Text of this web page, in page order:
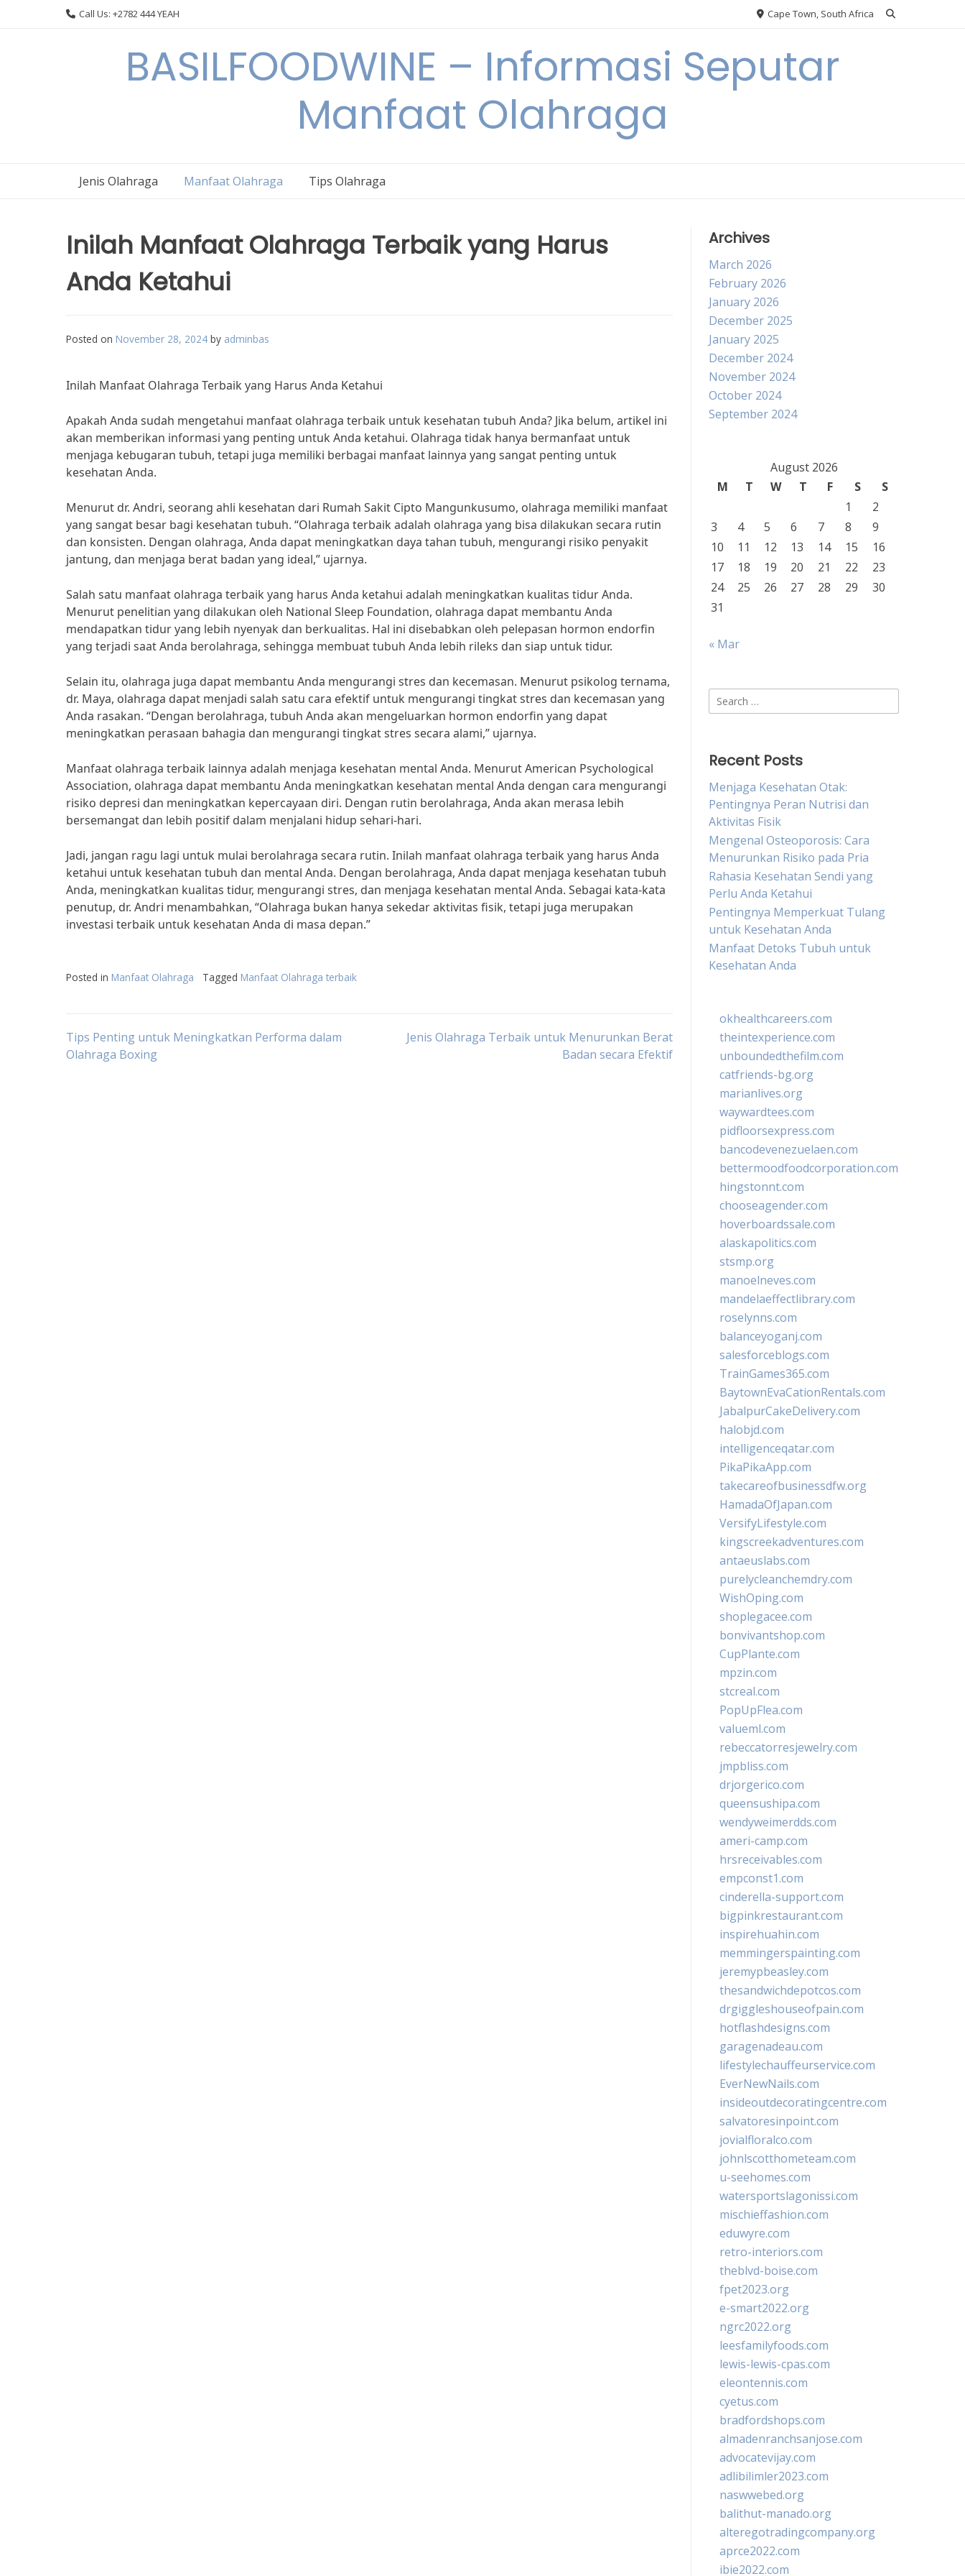
Call Us: +2782 444 YEAH Cape Town, South Africa
BASILFOODWINE – Informasi Seputar
Manfaat Olahraga
Jenis Olahraga Manfaat Olahraga Tips Olahraga
Inilah Manfaat Olahraga Terbaik yang Harus
Anda Ketahui
Posted on November 28, 2024 by adminbas
Inilah Manfaat Olahraga Terbaik yang Harus Anda Ketahui
Apakah Anda sudah mengetahui manfaat olahraga terbaik untuk kesehatan tubuh Anda? Jika belum, artikel ini
akan memberikan informasi yang penting untuk Anda ketahui. Olahraga tidak hanya bermanfaat untuk
menjaga kebugaran tubuh, tetapi juga memiliki berbagai manfaat lainnya yang sangat penting untuk
kesehatan Anda.
Menurut dr. Andri, seorang ahli kesehatan dari Rumah Sakit Cipto Mangunkusumo, olahraga memiliki manfaat
yang sangat besar bagi kesehatan tubuh. “Olahraga terbaik adalah olahraga yang bisa dilakukan secara rutin
dan konsisten. Dengan olahraga, Anda dapat meningkatkan daya tahan tubuh, mengurangi risiko penyakit
jantung, dan menjaga berat badan yang ideal,” ujarnya.
Salah satu manfaat olahraga terbaik yang harus Anda ketahui adalah meningkatkan kualitas tidur Anda.
Menurut penelitian yang dilakukan oleh National Sleep Foundation, olahraga dapat membantu Anda
mendapatkan tidur yang lebih nyenyak dan berkualitas. Hal ini disebabkan oleh pelepasan hormon endorfin
yang terjadi saat Anda berolahraga, sehingga membuat tubuh Anda lebih rileks dan siap untuk tidur.
Selain itu, olahraga juga dapat membantu Anda mengurangi stres dan kecemasan. Menurut psikolog ternama,
dr. Maya, olahraga dapat menjadi salah satu cara efektif untuk mengurangi tingkat stres dan kecemasan yang
Anda rasakan. “Dengan berolahraga, tubuh Anda akan mengeluarkan hormon endorfin yang dapat
meningkatkan perasaan bahagia dan mengurangi tingkat stres secara alami,” ujarnya.
Manfaat olahraga terbaik lainnya adalah menjaga kesehatan mental Anda. Menurut American Psychological
Association, olahraga dapat membantu Anda meningkatkan kesehatan mental Anda dengan cara mengurangi
risiko depresi dan meningkatkan kepercayaan diri. Dengan rutin berolahraga, Anda akan merasa lebih
bersemangat dan lebih positif dalam menjalani hidup sehari-hari.
Jadi, jangan ragu lagi untuk mulai berolahraga secara rutin. Inilah manfaat olahraga terbaik yang harus Anda
ketahui untuk kesehatan tubuh dan mental Anda. Dengan berolahraga, Anda dapat menjaga kesehatan tubuh
Anda, meningkatkan kualitas tidur, mengurangi stres, dan menjaga kesehatan mental Anda. Sebagai kata-kata
penutup, dr. Andri menambahkan, “Olahraga bukan hanya sekedar aktivitas fisik, tetapi juga merupakan
investasi terbaik untuk kesehatan Anda di masa depan.”
Posted in Manfaat Olahraga Tagged Manfaat Olahraga terbaik
Post
Tips Penting untuk Meningkatkan Performa dalam
Olahraga Boxing
Jenis Olahraga Terbaik untuk Menurunkan Berat
Badan secara Efektif
Archives
March 2026
February 2026
January 2026
December 2025
January 2025
December 2024
November 2024
October 2024
September 2024
August 2026
M
T W T F S
S
1
2
3
4 5 6 7 8
9
10
11 12 13 14 15
16
17
18 19 20 21 22
23
24
25 26 27 28 29
30
31
« Mar
Search
for:
Recent Posts
Menjaga Kesehatan Otak:
Pentingnya Peran Nutrisi dan
Aktivitas Fisik
Mengenal Osteoporosis: Cara
Menurunkan Risiko pada Pria
Rahasia Kesehatan Sendi yang
Perlu Anda Ketahui
Pentingnya Memperkuat Tulang
untuk Kesehatan Anda
Manfaat Detoks Tubuh untuk
Kesehatan Anda
okhealthcareers.com
theintexperience.com
unboundedthefilm.com
catfriends-bg.org
marianlives.org
waywardtees.com
pidfloorsexpress.com
bancodevenezuelaen.com
bettermoodfoodcorporation.com
hingstonnt.com
chooseagender.com
hoverboardssale.com
alaskapolitics.com
stsmp.org
manoelneves.com
mandelaeffectlibrary.com
roselynns.com
balanceyoganj.com
salesforceblogs.com
TrainGames365.com
BaytownEvaCationRentals.com
JabalpurCakeDelivery.com
halobjd.com
intelligenceqatar.com
PikaPikaApp.com
takecareofbusinessdfw.org
HamadaOfJapan.com
VersifyLifestyle.com
kingscreekadventures.com
antaeuslabs.com
purelycleanchemdry.com
WishOping.com
shoplegacee.com
bonvivantshop.com
CupPlante.com
mpzin.com
stcreal.com
PopUpFlea.com
valueml.com
rebeccatorresjewelry.com
jmpbliss.com
drjorgerico.com
queensushipa.com
wendyweimerdds.com
ameri-camp.com
hrsreceivables.com
empconst1.com
cinderella-support.com
bigpinkrestaurant.com
inspirehuahin.com
memmingerspainting.com
jeremypbeasley.com
thesandwichdepotcos.com
drgiggleshouseofpain.com
hotflashdesigns.com
garagenadeau.com
lifestylechauffeurservice.com
EverNewNails.com
insideoutdecoratingcentre.com
salvatoresinpoint.com
jovialfloralco.com
johnlscotthometeam.com
u-seehomes.com
watersportslagonissi.com
mischieffashion.com
eduwyre.com
retro-interiors.com
theblvd-boise.com
fpet2023.org
e-smart2022.org
ngrc2022.org
leesfamilyfoods.com
lewis-lewis-cpas.com
eleontennis.com
cyetus.com
bradfordshops.com
almadenranchsanjose.com
advocatevijay.com
adlibilimler2023.com
naswwebed.org
balithut-manado.org
alteregotradingcompany.org
aprce2022.com
ibie2022.com